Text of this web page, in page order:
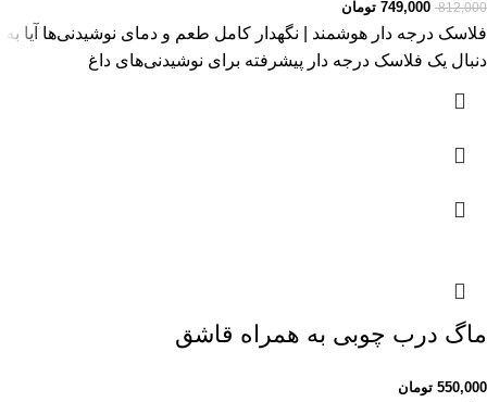
812,000
749,000 تومان
فلاسک درجه دار هوشمند | نگهدار کامل طعم و دمای نوشیدنی‌ها آیا به
دنبال یک فلاسک درجه دار پیشرفته برای نوشیدنی‌های داغ
ماگ درب چوبی به همراه قاشق
550,000 تومان